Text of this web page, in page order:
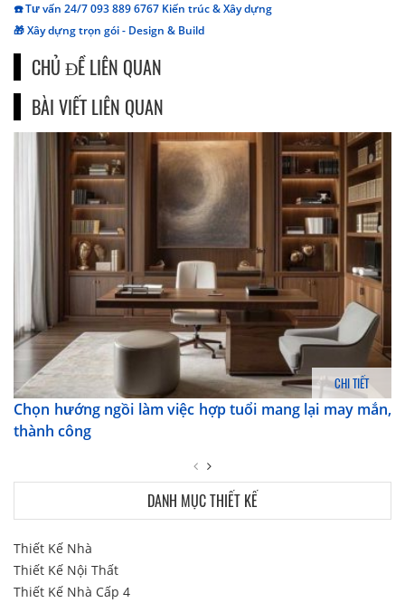
☎️ Tư vấn 24/7 093 889 6767 Kiến trúc & Xây dựng
🎁 Xây dựng trọn gói - Design & Build
CHỦ ĐỀ LIÊN QUAN
BÀI VIẾT LIÊN QUAN
CHI TIẾT
Chọn hướng ngồi làm việc hợp tuổi mang lại may mắn,
thành công
DANH MỤC THIẾT KẾ
Thiết Kế Nhà
Thiết Kế Nội Thất
Thiết Kế Nhà Cấp 4